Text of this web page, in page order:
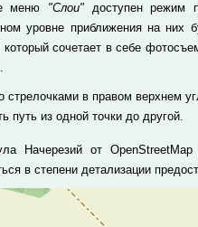
меню "Слои"доступен режим
уровне приближения на
который сочетает в себе
стрелочками в правом верхнем
путь из одной точки до другой.
Начерезий от
в степени детализации